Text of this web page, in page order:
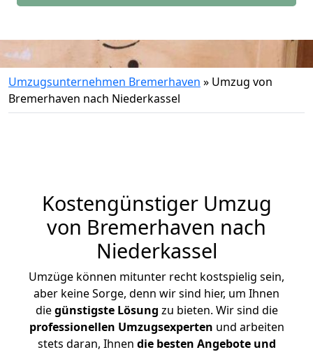
Umzugsunternehmen Bremerhaven » Umzug von
Bremerhaven nach Niederkassel
Kostengünstiger Umzug
von Bremerhaven nach
Niederkassel
Umzüge können mitunter recht kostspielig sein,
aber keine Sorge, denn wir sind hier, um Ihnen
diegünstigste Lösung zu bieten. Wir sind die
professionellen Umzugsexperten und arbeiten
stets daran, Ihnen die besten Angebote und